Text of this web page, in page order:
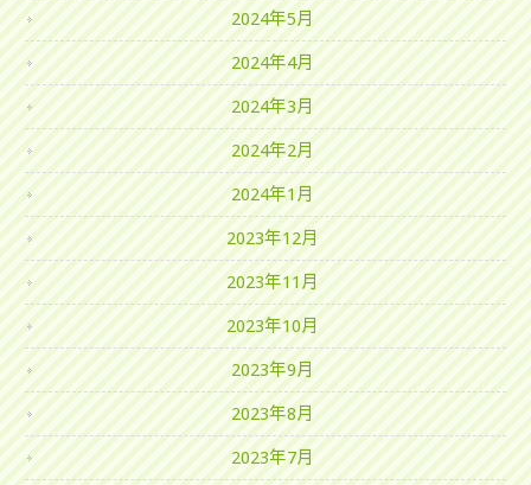
2024年5月
2024年4月
2024年3月
2024年2月
2024年1月
2023年12月
2023年11月
2023年10月
2023年9月
2023年8月
2023年7月